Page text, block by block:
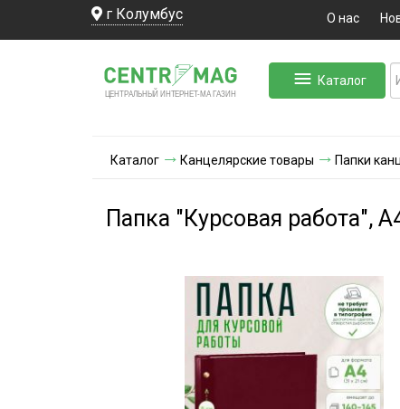
г Колумбус О нас
ЦЕНТРАЛЬНЫЙ ИНТЕРНЕТ-МА ГАЗИН
Каталог
Каталог Канцелярские товары Папки
Папка "Курсовая работа",